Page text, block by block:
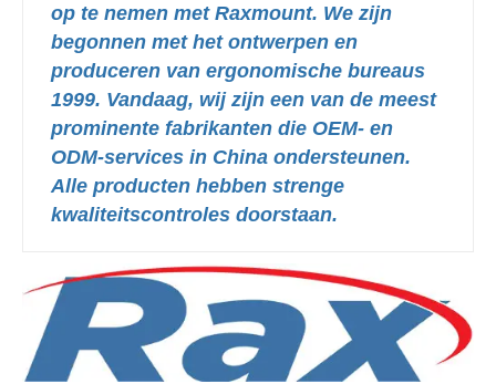
op te nemen met Raxmount. We zijn
begonnen met het ontwerpen en
produceren van ergonomische bureaus
1999. Vandaag, wij zijn een van de meest
prominente fabrikanten die OEM- en
ODM-services in China ondersteunen.
Alle producten hebben strenge
kwaliteitscontroles doorstaan.